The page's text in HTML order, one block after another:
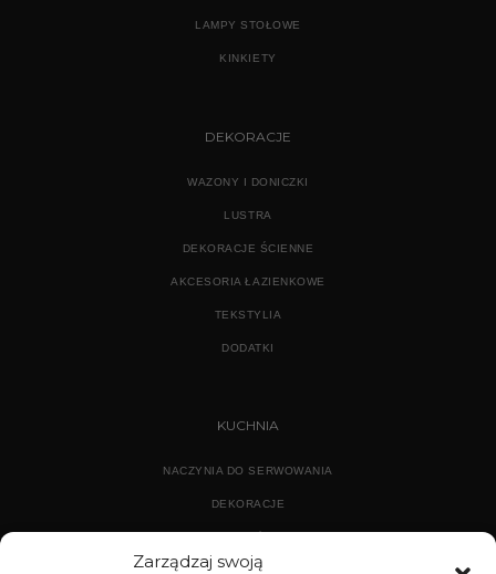
Zarządzaj swoją
LAMPY STOŁOWE
KINKIETY
DEKORACJE
WAZONY I DONICZKI
LUSTRA
DEKORACJE ŚCIENNE
AKCESORIA ŁAZIENKOWE
TEKSTYLIA
DODATKI
KUCHNIA
NACZYNIA DO SERWOWANIA
DEKORACJE